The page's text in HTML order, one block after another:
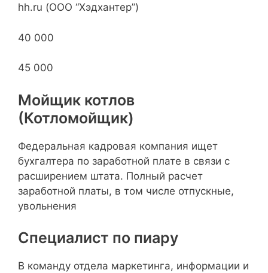
hh.ru (ООО “Хэдхантер”)
40 000
45 000
Мойщик котлов
(Котломойщик)
Федеральная кадровая компания ищет
бухгалтера по заработной плате в связи с
расширением штата. Полный расчет
заработной платы, в том числе отпускные,
увольнения
Специалист по пиару
В команду отдела маркетинга, информации и